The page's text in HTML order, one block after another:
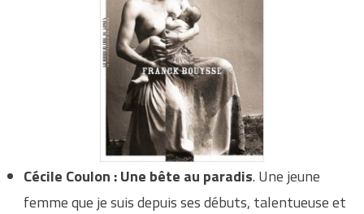
Cécile Coulon : Une bête au paradis. Une jeune
femme que je suis depuis ses débuts, talentueuse et